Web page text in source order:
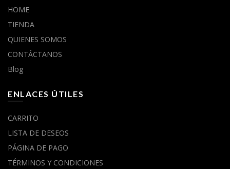
HOME
TIENDA
QUIENES SOMOS
CONTÁCTANOS
Blog
ENLACES ÚTILES
CARRITO
LISTA DE DESEOS
PÁGINA DE PAGO
TÉRMINOS Y CONDICIONES